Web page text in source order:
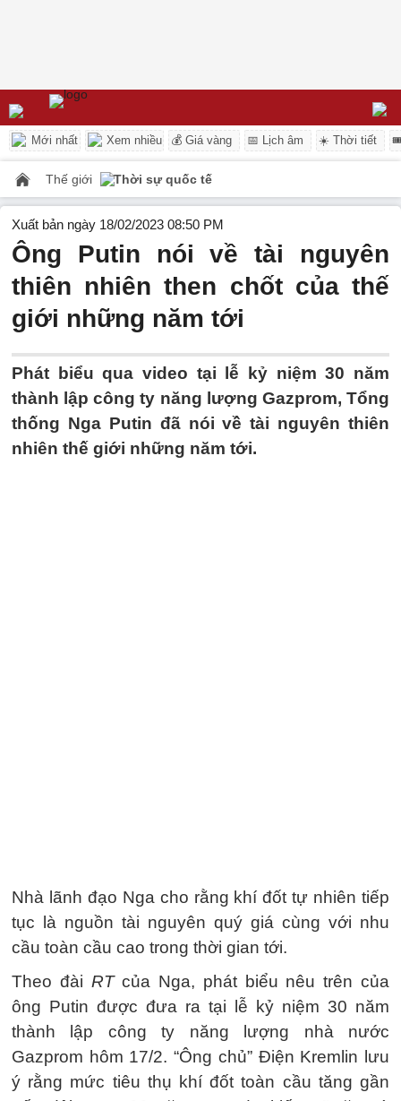
Mới nhất Xem nhiều 💰 Giá vàng 📅 Lịch âm ☀️ Thời tiết
Thế giới Thời sự quốc tế
Xuất bản ngày 18/02/2023 08:50 PM
Ông Putin nói về tài nguyên
thiên nhiên then chốt của thế
giới những năm tới
Phát biểu qua video tại lễ kỷ niệm 30 năm
thành lập công ty năng lượng Gazprom, Tổng
thống Nga Putin đã nói về tài nguyên thiên
nhiên thế giới những năm tới.
Nhà lãnh đạo Nga cho rằng khí đốt tự nhiên tiếp
tục là nguồn tài nguyên quý giá cùng với nhu
cầu toàn cầu cao trong thời gian tới.
Theo đài RTcủa Nga, phát biểu nêu trên của
ông Putin được đưa ra tại lễ kỷ niệm 30 năm
thành lập công ty năng lượng nhà nước
Gazprom hôm 17/2. “Ông chủ” Điện Kremlin lưu
ý rằng mức tiêu thụ khí đốt toàn cầu tăng gần